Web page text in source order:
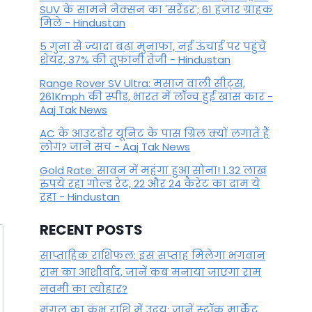
SUV के सामने नेक्सन का 'सरेंडर'; 61 हजार ग्राहक
मिले - Hindustan
5 गुना से ज्यादा बढ़ा मुनाफा, नई ऊंचाई पर पहुंचे
शेयर, 37% की तूफानी तेजी - Hindustan
Range Rover SV Ultra: मसाज वाली सीट्स,
261Kmph की स्पीड, भारत में लॉन्च हुई खास कार -
Aaj Tak News
AC के आउटडोर यूनिट के पास ग्रिल क्यों लगाते हैं
लोग? जाने सच - Aaj Tak News
Gold Rate: सावन में महंगा हुआ सोना! 1.32 लाख
रुपये रहा गोल्ड रेट, 22 और 24 कैरेट का दाम ये
रहा - Hindustan
RECENT POSTS
साप्ताहिक राशिफल: इस सप्ताह मिलेगा भगवान
राम का आशीर्वाद, जानें कब मनाया जाएगा राम
नवमी का त्योहार?